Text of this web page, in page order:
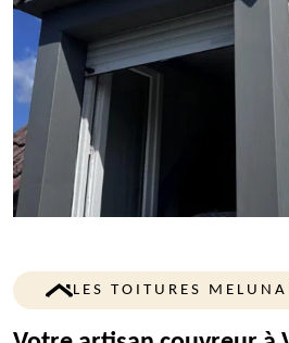
LES TOITURES